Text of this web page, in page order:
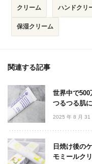
クリーム ハンドクリ
保湿クリーム
関連する記事
世界中で
つるつる肌に
2025 年 8 月 31
日焼け後の
モミールク